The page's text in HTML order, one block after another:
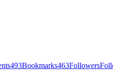
493Bookmarks463Followers